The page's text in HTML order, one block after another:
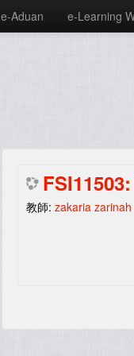
e-Aduan e-Learning
教師:zakaria zarinah